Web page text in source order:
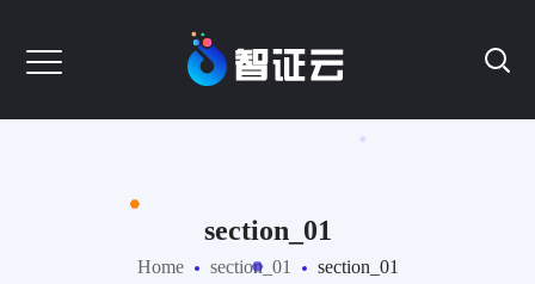
section_01
Home section_01 section_01